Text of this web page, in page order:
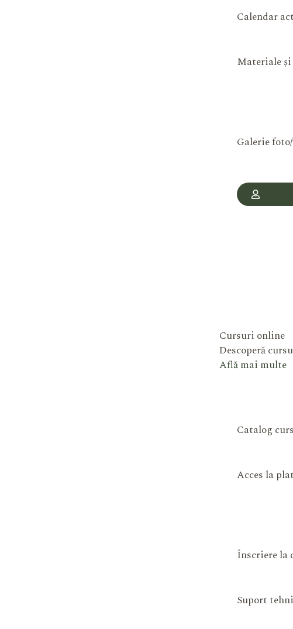
Calendar
Materiale și
Galerie
Cursuri online
Descoperă
Află mai multe
Catalog
Acces la
Înscriere la
Suport